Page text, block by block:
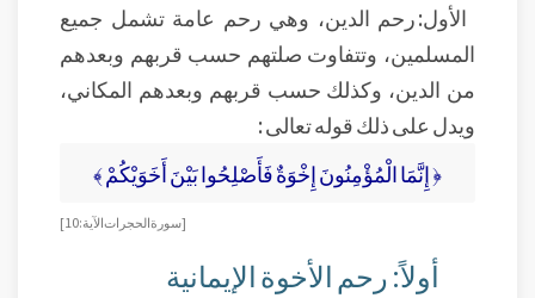
الأول: رحم الدين، وهي رحم عامة تشمل جميع
المسلمين، وتتفاوت صلتهم حسب قربهم وبعدهم
من الدين، وكذلك حسب قربهم وبعدهم المكاني،
ويدل على ذلك قوله تعالى :
﴿ إِنَّمَا الْمُؤْمِنُونَ إِخْوَةٌ فَأَصْلِحُوا بَيْنَ أَخَوَيْكُمْ ﴾
[سورة الحجرات الآية: 10]
أولاً: رحم الأخوة الإيمانية